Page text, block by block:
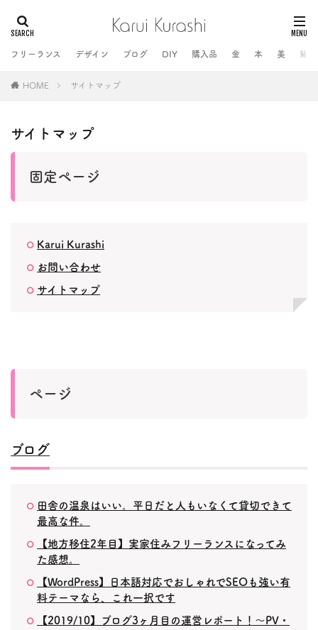
フリーランス デザイン ブログ DIY 購入品 金 本 美 猫
HOME サイトマップ
サイトマップ
固定ページ
Karui Kurashi
お問い合わせ
サイトマップ
ページ
ブログ
田舎の温泉はいい。平日だと人もいなくて貸切できて
最高な件。
【地方移住2年目】実家住みフリーランスになってみ
た感想。
【WordPress】日本語対応でおしゃれでSEOも強い有
料テーマなら、これ一択です
【2019/10】ブログ3ヶ月目の運営レポート！〜PV・